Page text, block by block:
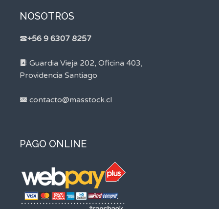
NOSOTROS
+56 9 6307 8257
Guardia Vieja 202, Oficina 403,
Providencia Santiago
contacto@masstock.cl
PAGO ONLINE